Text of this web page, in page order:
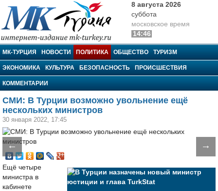
МК-Турция
8 августа 2026
суббота
московское время
14:46
МК-ТУРЦИЯ НОВОСТИ ПОЛИТИКА ОБЩЕСТВО ТУРИЗМ
ЭКОНОМИКА КУЛЬТУРА БЕЗОПАСНОСТЬ ПРОИСШЕСТВИЯ
КОММЕНТАРИИ
СМИ: В Турции возможно увольнение ещё
нескольких министров
30 января 2022, 17:45
← →
Ещё четыре
министра в
кабинете